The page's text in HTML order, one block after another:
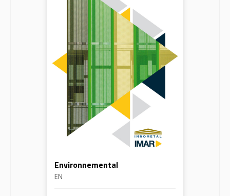
Environnemental
EN